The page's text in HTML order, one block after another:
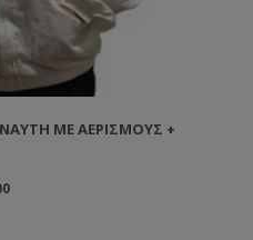
ΜΕ ΑΕΡΙΣΜΟΎΣ +